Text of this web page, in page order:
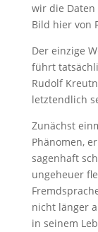
wir die Daten
Bild hier von
Der einzige
führt
Rudolf
letztendlich
Zunächst
Phänomen,
sagenhaft
ungeheuer
nicht länger
in seinem